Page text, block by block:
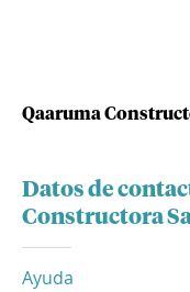
Qaaruma
Datos de
Constructora
Ayuda